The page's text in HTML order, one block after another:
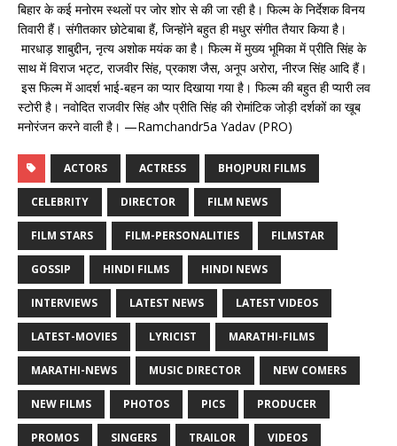
बिहार के कई मनोरम स्थलों पर जोर शोर से की जा रही है। फिल्म के निर्देशक विनय
तिवारी हैं। संगीतकार छोटेबाबा हैं, जिन्होंने बहुत ही मधुर संगीत तैयार किया है।
मारधाड़ शाबुद्दीन, नृत्य अशोक मयंक का है। फिल्म में मुख्य भूमिका में प्रीति सिंह के
साथ में विराज भट्ट, राजवीर सिंह, प्रकाश जैस, अनूप अरोरा, नीरज सिंह आदि हैं।
इस फिल्म में आदर्श भाई-बहन का प्यार दिखाया गया है। फिल्म की बहुत ही प्यारी लव
स्टोरी है। नवोदित राजवीर सिंह और प्रीति सिंह की रोमांटिक जोड़ी दर्शकों का खूब
मनोरंजन करने वाली है। —Ramchandr5a Yadav (PRO)
ACTORS ACTRESS BHOJPURI FILMS
CELEBRITY DIRECTOR FILM NEWS
FILM STARS FILM-PERSONALITIES FILMSTAR
GOSSIP HINDI FILMS HINDI NEWS
INTERVIEWS LATEST NEWS LATEST VIDEOS
LATEST-MOVIES LYRICIST MARATHI-FILMS
MARATHI-NEWS MUSIC DIRECTOR NEW COMERS
NEW FILMS PHOTOS PICS PRODUCER
PROMOS SINGERS TRAILOR VIDEOS